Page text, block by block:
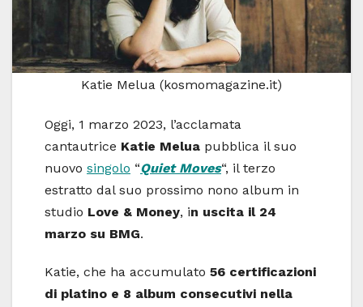
Katie Melua (kosmomagazine.it)
Oggi, 1 marzo 2023, l’acclamata
cantautrice Katie Melua pubblica il suo
nuovo singolo “Quiet Moves“, il terzo
estratto dal suo prossimo nono album in
studio Love & Money, in uscita il 24
marzo su BMG.
Katie, che ha accumulato 56 certificazioni
di platino e 8 album consecutivi nella